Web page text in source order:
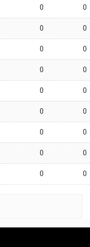
0 0
0 0
0 0
0 0
0 0
0 0
0 0
0 0
0 0